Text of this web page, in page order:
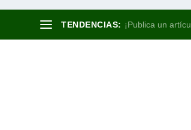
TENDENCIAS: ¡Publica un